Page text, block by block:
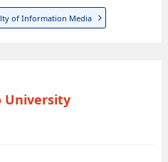
of Information Media
University